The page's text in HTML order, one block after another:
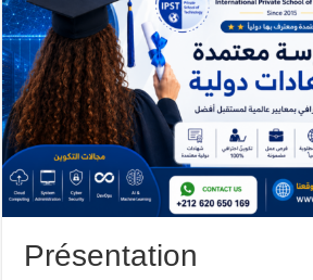
Présentation